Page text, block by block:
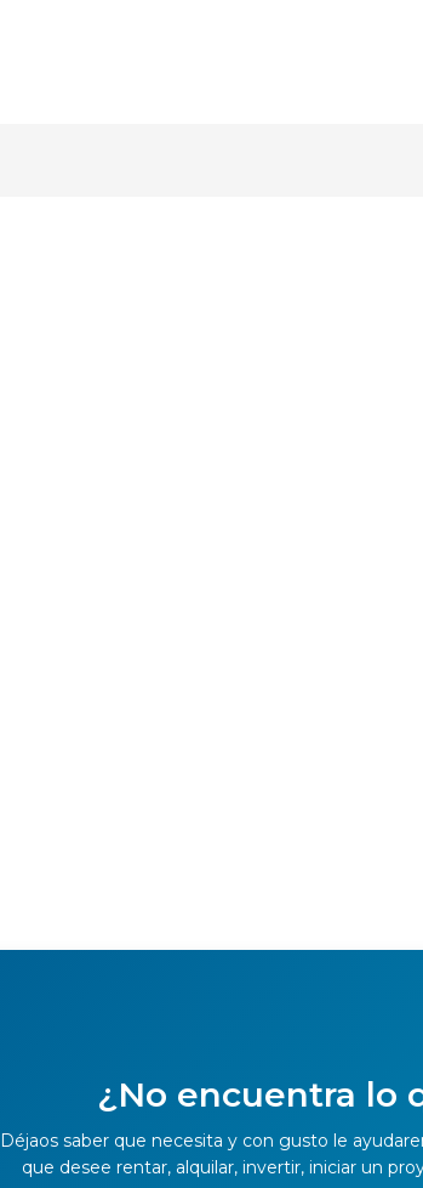
¿No encuentra lo
Déjaos saber que necesita y con gusto le
que desee rentar, alquilar, invertir, iniciar un